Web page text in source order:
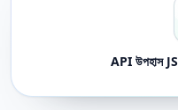
API উপহাস